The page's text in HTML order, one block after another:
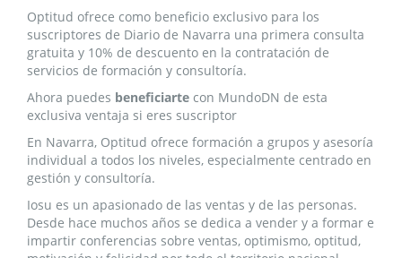
Optitud ofrece como beneficio exclusivo para los
suscriptores de Diario de Navarra una primera consulta
gratuita y 10% de descuento en la contratación de
servicios de formación y consultoría.
Ahora puedes beneficiarte con MundoDN de esta
exclusiva ventaja si eres suscriptor
En Navarra, Optitud ofrece formación a grupos y asesoría
individual a todos los niveles, especialmente centrado en
gestión y consultoría.
Iosu es un apasionado de las ventas y de las personas.
Desde hace muchos años se dedica a vender y a formar e
impartir conferencias sobre ventas, optimismo, optitud,